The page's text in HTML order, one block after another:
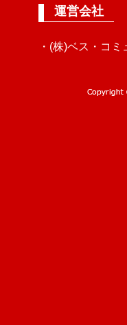
運営会社
・(株)ベス・コ